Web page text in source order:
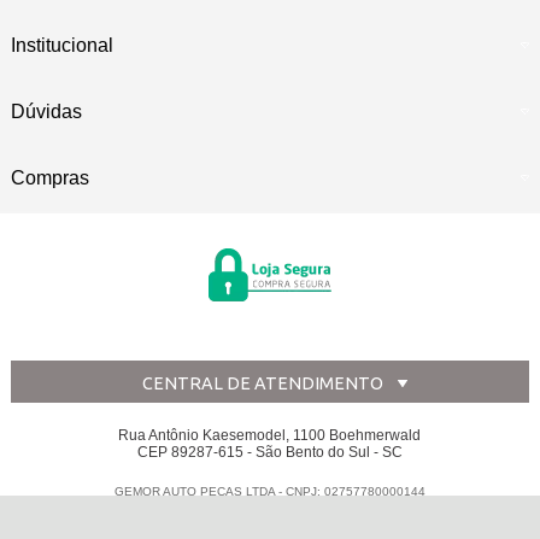
Institucional
Dúvidas
Compras
CENTRAL DE ATENDIMENTO
Rua Antônio Kaesemodel, 1100 Boehmerwald
CEP 89287-615 - São Bento do Sul - SC
GEMOR AUTO PECAS LTDA - CNPJ: 02757780000144